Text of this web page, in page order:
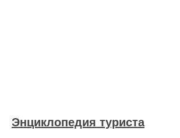
Энциклопедия туриста